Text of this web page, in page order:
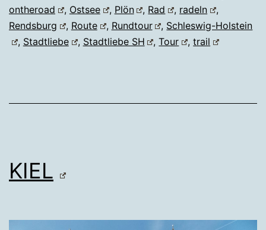
ontheroad
, Ostsee , Plön , Rad , radeln
,
Rendsburg
, Route , Rundtour , Schleswig-Holstein
, Stadtliebe , Stadtliebe SH ,Tour ,trail
KIEL